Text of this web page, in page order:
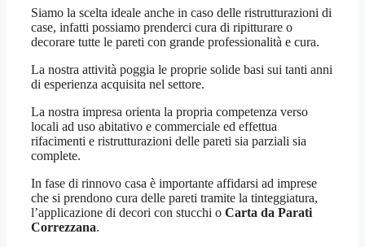
Siamo la scelta ideale anche in caso delle ristrutturazioni di
case, infatti possiamo prenderci cura di ripitturare o
decorare tutte le pareti con grande professionalità e cura.
La nostra attività poggia le proprie solide basi sui tanti anni
di esperienza acquisita nel settore.
La nostra impresa orienta la propria competenza verso
locali ad uso abitativo e commerciale ed effettua
rifacimenti e ristrutturazioni delle pareti sia parziali sia
complete.
In fase di rinnovo casa è importante affidarsi ad imprese
che si prendono cura delle pareti tramite la tinteggiatura,
l’applicazione di decori con stucchi o Carta da Parati
Correzzana.